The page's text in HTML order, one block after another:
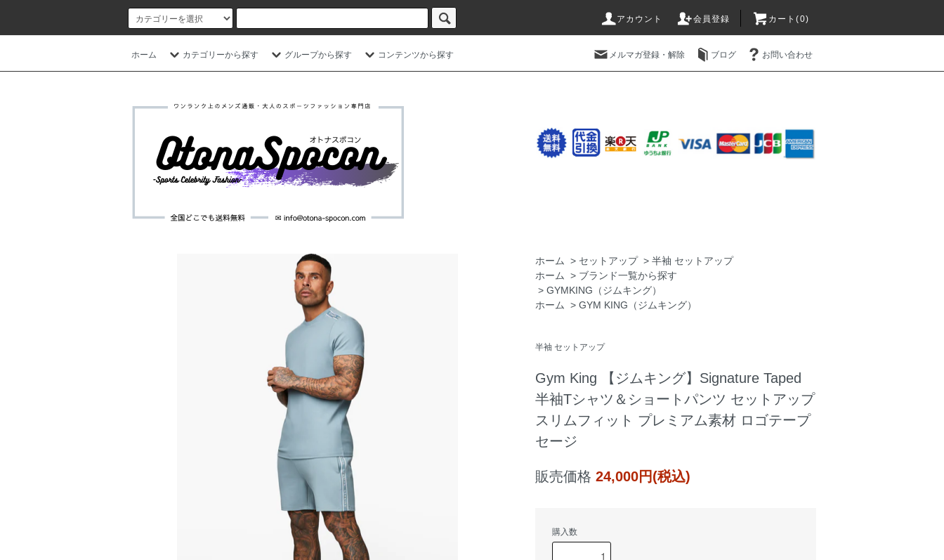
アカウント 会員登録 カート(0)
ホーム カテゴリーから探す グループから探す コンテンツから探す メルマガ登録・解除 ブログ お問い合わせ
ホーム > セットアップ > 半袖 セットアップ
ホーム
> ブランド一覧から探す
> GYMKING（ジムキング）
ホーム
> GYM KING（ジムキング）
半袖 セットアップ
Gym King 【ジムキング】Signature Taped
半袖Tシャツ＆ショートパンツ セットアップ
スリムフィット プレミアム素材 ロゴテープ
セージ
販売価格 24,000円(税込)
購入数